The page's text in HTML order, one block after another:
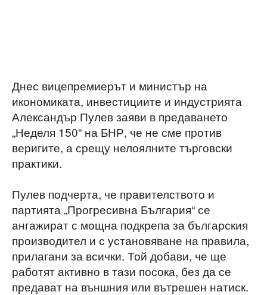
Днес вицепремиерът и министър на
икономиката, инвестициите и индустрията
Александър Пулев заяви в предаването
„Неделя 150“ на БНР, че не сме против
веригите, а срещу нелоялните търговски
практики.
Пулев подчерта, че правителството и
партията „Прогресивна България“ се
ангажират с мощна подкрепа за българския
производител и с установяване на правила,
прилагани за всички. Той добави, че ще
работят активно в тази посока, без да се
предават на външния или вътрешен натиск.